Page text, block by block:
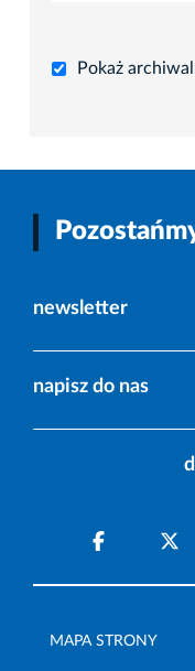
Pokaż
newsletter
napisz do nas
MAPA STRONY